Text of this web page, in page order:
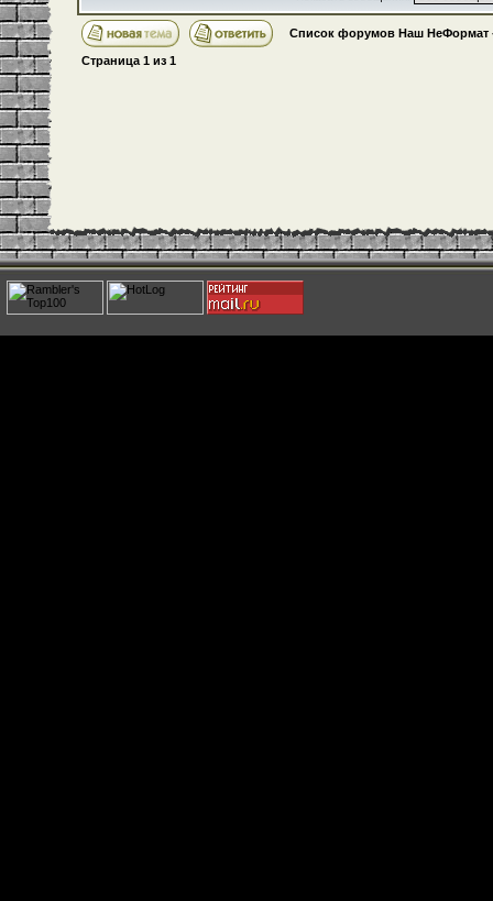
Список форумов Наш НеФормат
Страница 1 из 1